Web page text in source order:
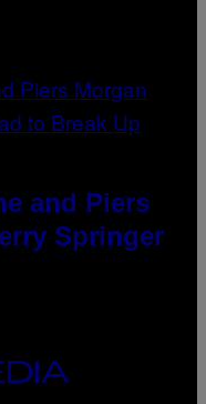
and Piers
Springer